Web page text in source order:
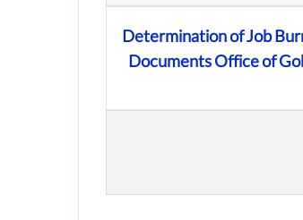
Determination of Job
Documents Office of